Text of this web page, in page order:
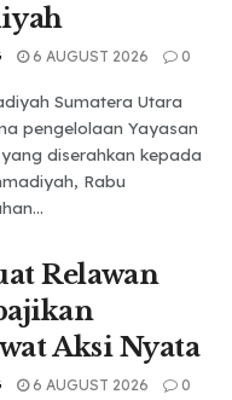
6 AUGUST 2026 0
Sumatera Utara
pengelolaan Yayasan
diserahkan kepada
Rabu
Relawan
Aksi Nyata
6 AUGUST 2026 0